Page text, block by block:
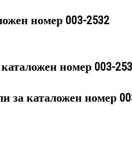
номер 003-2532
номер 003-
за каталожен номер